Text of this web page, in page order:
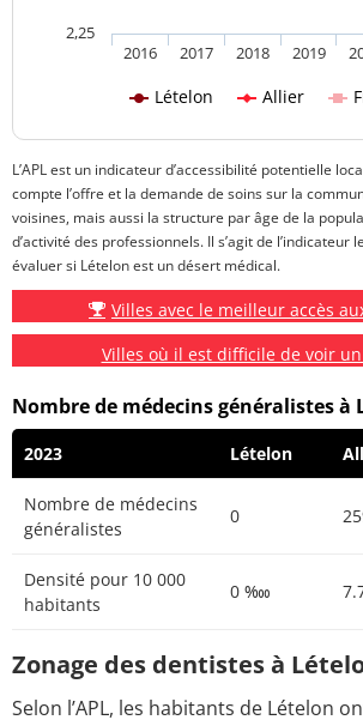
Lételon Allier
2016 2017 2018 2019
2,25
L’APL est un indicateur d’accessibilité potentielle
compte l’offre et la demande de soins sur la
voisines, mais aussi la structure par âge de la
d’activité des professionnels. Il s’agit de l’indicateur
évaluer si Lételon est un désert médical.
Villes avec le meilleur accès
Villes où il est difficile de voir
Nombre de médecins généralistes à
2023 Lételon
Nombre de médecins
généralistes
0
Densité pour 10 000
habitants
0 ‱
Zonage des dentistes à
Selon l’APL, les habitants de Lételon